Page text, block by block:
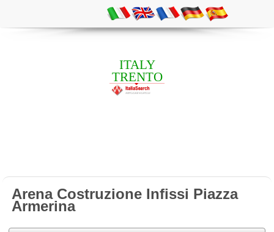
ITALY
TRENTO
Arena Costruzione Infissi Piazza
Armerina